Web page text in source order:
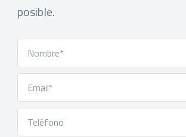
posible.